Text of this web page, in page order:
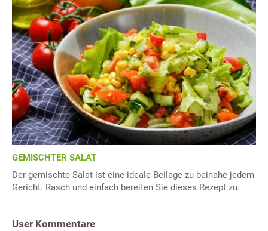
GEMISCHTER SALAT
Der gemischte Salat ist eine ideale Beilage zu beinahe jedem
Gericht. Rasch und einfach bereiten Sie dieses Rezept zu.
User Kommentare